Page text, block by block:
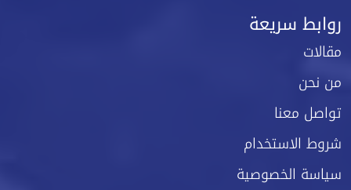
روابط سريعة
مقالات
من نحن
تواصل معنا
شروط الاستخدام
سياسة الخصوصية